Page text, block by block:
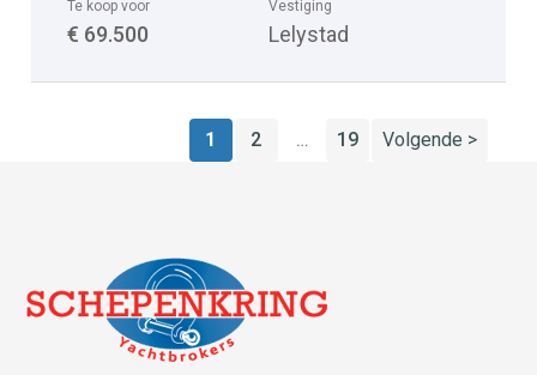
Te koop voor
€ 69.500
Vestiging
Lelystad
1 2 … 19 Volgende >